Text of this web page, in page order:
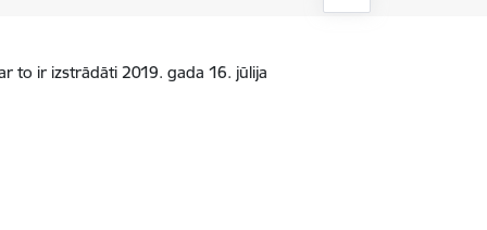
to ir izstrādāti 2019. gada 16. jūlija